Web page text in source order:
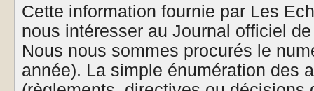
Cette information fournie par Les
nous intéresser au Journal officiel
Nous nous sommes procurés le
année). La simple énumération des